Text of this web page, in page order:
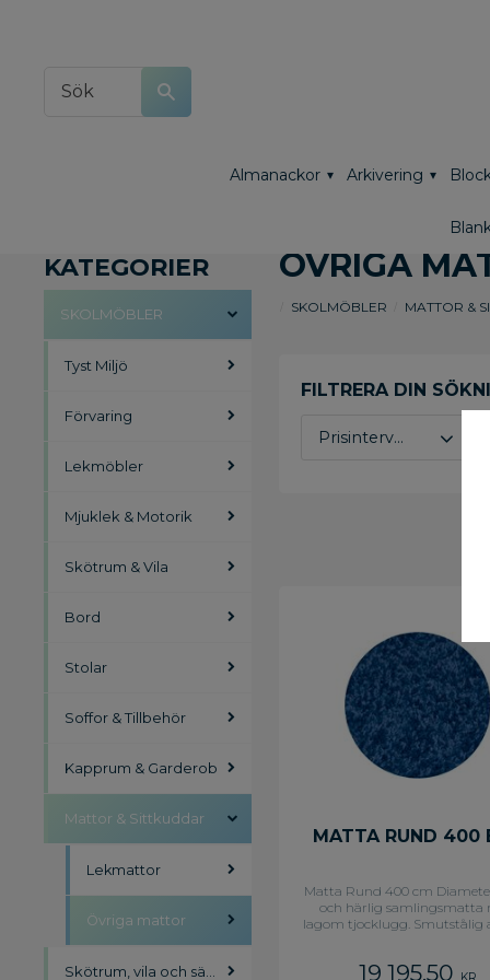
Almanackor Arkivering
ÖVRIGA
SKOLMÖBLER MATTOR &
Prisintervall
MATTA RUND 400
Matta Rund 400 cm
och härlig samlingsmatta
lagom tjocklugg. Smutstålig
19 195,50
KATEGORIER
SKOLMÖBLER
Tyst Miljö
Förvaring
Lekmöbler
Mjuklek & Motorik
Skötrum & Vila
Bord
Stolar
Soffor & Tillbehör
Kapprum & Garderob
Mattor & Sittkuddar
Lekmattor
Övriga mattor
Skötrum, vila och säkerhet